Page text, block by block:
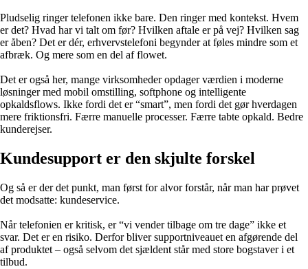
Pludselig ringer telefonen ikke bare. Den ringer med kontekst. Hvem
er det? Hvad har vi talt om før? Hvilken aftale er på vej? Hvilken sag
er åben? Det er dér, erhvervstelefoni begynder at føles mindre som et
afbræk. Og mere som en del af flowet.
Det er også her, mange virksomheder opdager værdien i moderne
løsninger med mobil omstilling, softphone og intelligente
opkaldsflows. Ikke fordi det er “smart”, men fordi det gør hverdagen
mere friktionsfri. Færre manuelle processer. Færre tabte opkald. Bedre
kunderejser.
Kundesupport er den skjulte forskel
Og så er der det punkt, man først for alvor forstår, når man har prøvet
det modsatte: kundeservice.
Når telefonien er kritisk, er “vi vender tilbage om tre dage” ikke et
svar. Det er en risiko. Derfor bliver supportniveauet en afgørende del
af produktet – også selvom det sjældent står med store bogstaver i et
tilbud.